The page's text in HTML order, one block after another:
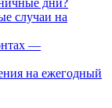
дни?
случаи на
—
на ежегодный